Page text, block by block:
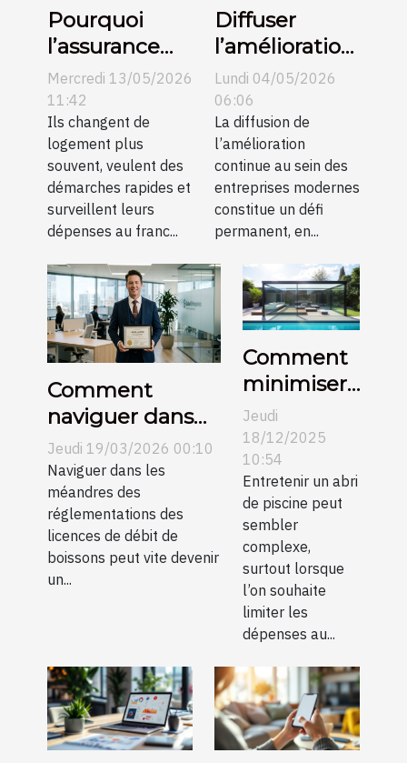
Pourquoi
l’assurance
collaborative
séduit les
locataires
modernes
Mercredi 13/05/2026
11:42
Ils changent de
logement plus
souvent, veulent des
démarches rapides et
surveillent leurs
dépenses au franc...
Diffuser
l’amélioration
continue : les
processus à
l’épreuve du
terrain
Lundi 04/05/2026
06:06
La diffusion de
l’amélioration
continue au sein des
entreprises modernes
constitue un défi
permanent, en...
Comment
naviguer dans
les
réglementations
des licences de
débit de
boissons ?
Jeudi 19/03/2026 00:10
Naviguer dans les
méandres des
réglementations des
licences de débit de
boissons peut vite devenir
un...
Comment
minimiser
les frais
d'entretien
pour un
abri de
piscine ?
Jeudi
18/12/2025
10:54
Entretenir un abri
de piscine peut
sembler
complexe,
surtout lorsque
l’on souhaite
limiter les
dépenses au...